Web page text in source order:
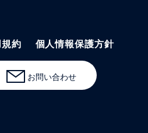
約 個人情報保護方針
お問い合わせ